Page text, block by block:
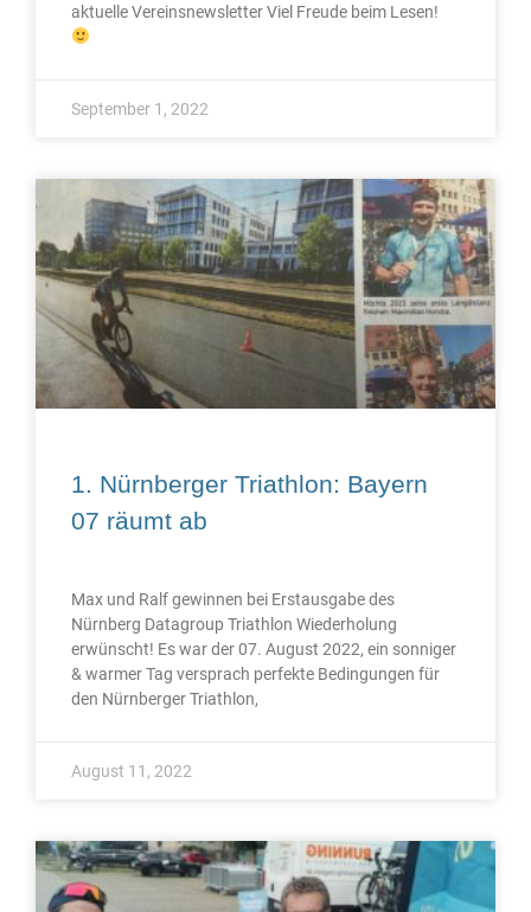
aktuelle Vereinsnewsletter Viel Freude beim Lesen!
September 1, 2022
1. Nürnberger Triathlon: Bayern
07 räumt ab
Max und Ralf gewinnen bei Erstausgabe des
Nürnberg Datagroup Triathlon Wiederholung
erwünscht! Es war der 07. August 2022, ein sonniger
& warmer Tag versprach perfekte Bedingungen für
den Nürnberger Triathlon,
August 11, 2022